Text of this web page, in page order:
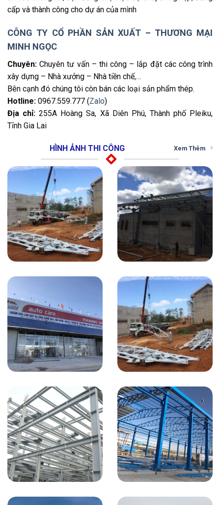
cấp và thành công cho dự án của mình
CÔNG TY CỔ PHẦN SẢN XUẤT – THƯƠNG MẠI
MINH NGỌC
Chuyên: Chuyên tư vấn – thi công – lắp đặt các công trình
xây dựng – Nhà xưởng – Nhà tiền chế,…
Bên cạnh đó chúng tôi còn bán các loại sản phẩm thép.
Hotline: 0967.559.777 (Zalo)
Địa chỉ: 255A Hoàng Sa, Xã Diên Phú, Thành phố Pleiku,
Tỉnh Gia Lai
HÌNH ẢNH THI CÔNG Xem Thêm